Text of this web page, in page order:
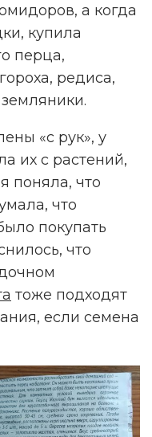
а когда
купила
перца,
редиса,
«с рук», у
их с растений,
поняла, что
что
покупать
что
тоже подходят
если семена